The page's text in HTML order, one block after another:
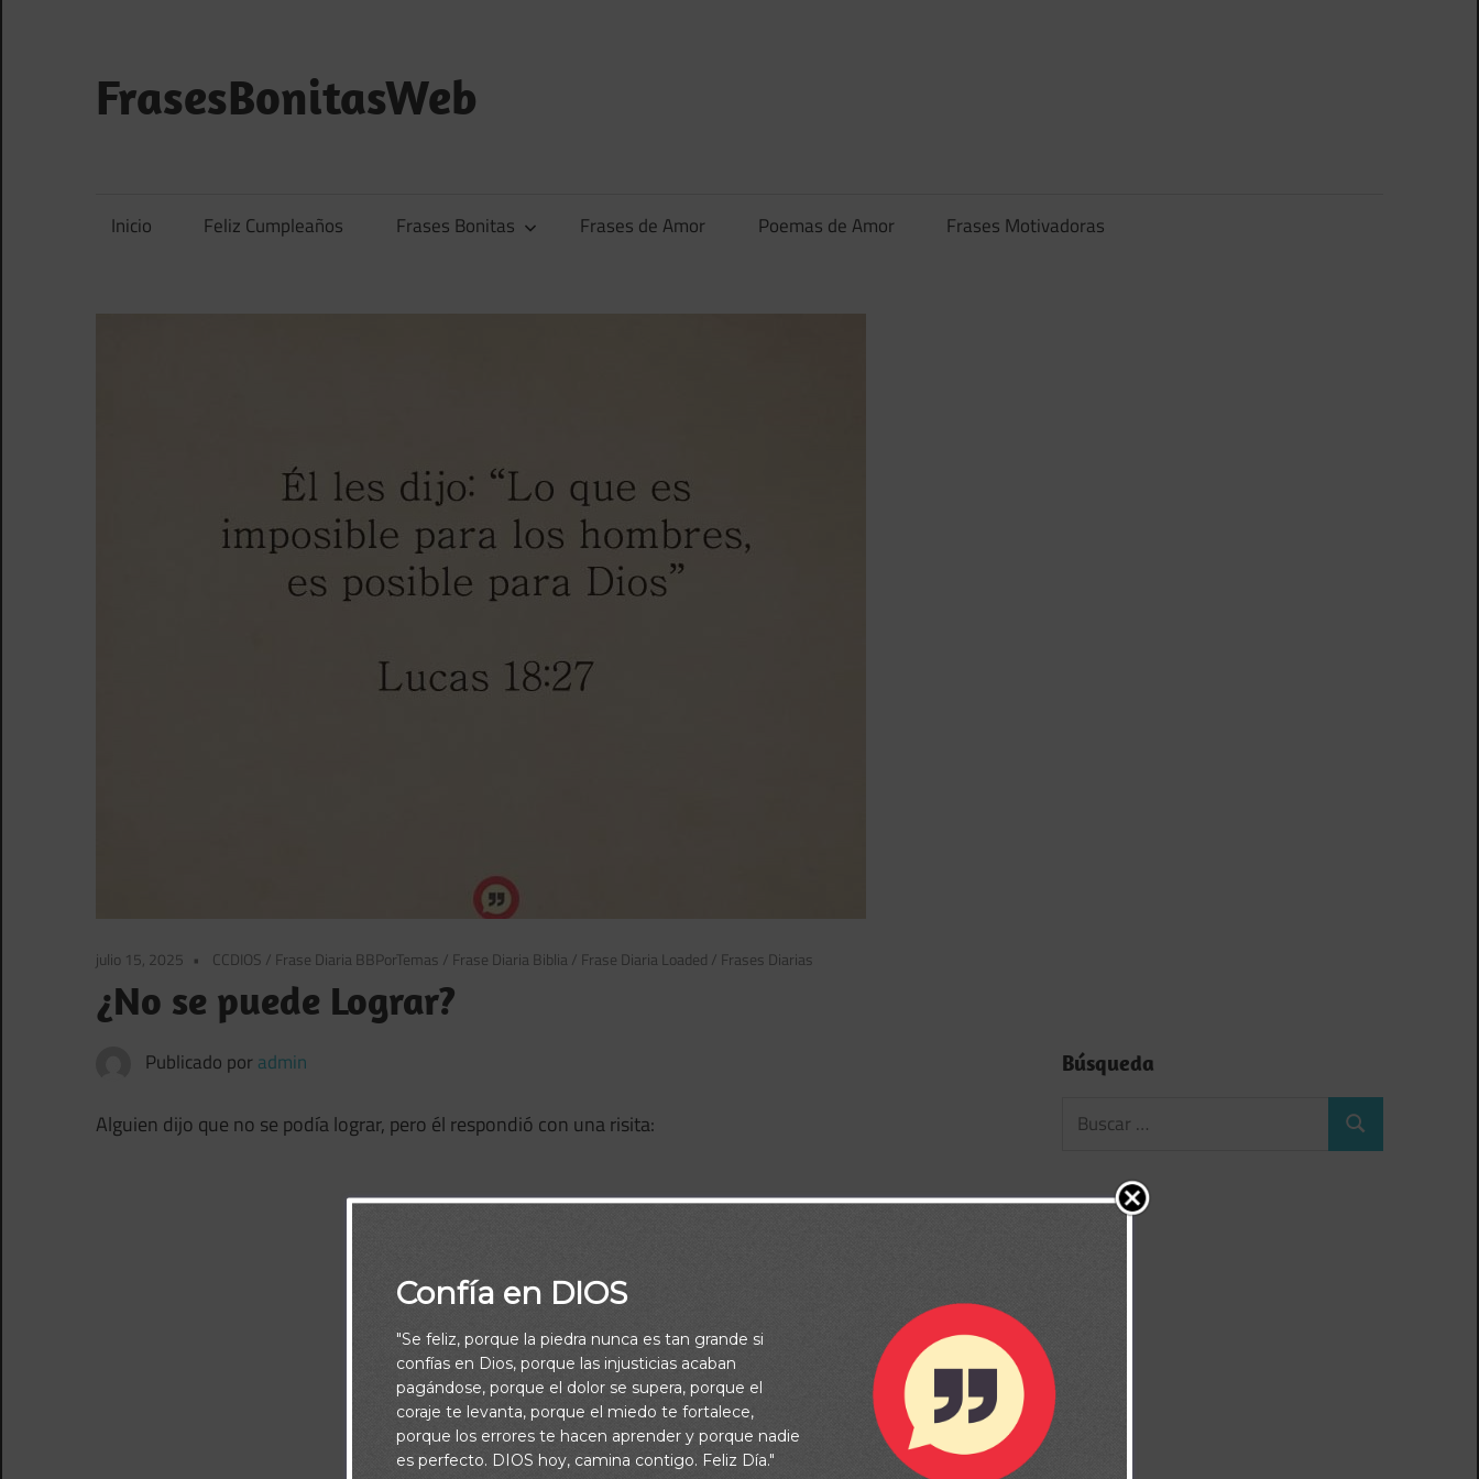
contenido
FrasesBonitasWeb
Inicio Feliz Cumpleaños Frases Bonitas Frases de Amor Poemas de Amor Frases Motivadoras
julio 15, 2025 CCDIOS / Frase Diaria BBPorTemas / Frase Diaria Biblia / Frase Diaria Loaded / Frases Diarias
¿No se puede Lograr?
Publicado por admin
Alguien dijo que no se podía lograr, pero él respondió con una risita:
Búsqueda
Confía en DIOS
"Se feliz, porque la piedra nunca es tan grande si
confías en Dios, porque las injusticias acaban
pagándose, porque el dolor se supera, porque el
coraje te levanta, porque el miedo te fortalece,
porque los errores te hacen aprender y porque nadie
es perfecto. DIOS hoy, camina contigo. Feliz Día."